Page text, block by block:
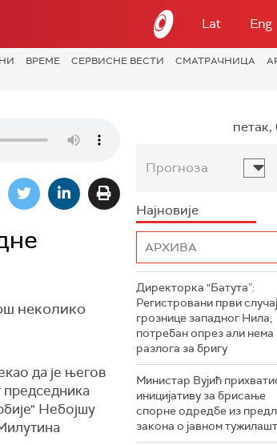
Lat Eng
ВРЕМЕ СЕРВИСНЕ ВЕСТИ СМАТРАЧНИЦА
неколико
да је његов
председника
Небојшу
петак,
Прогноза
Најновије
Директорка "Батута”:
Регистровани први
грознице западног Нила,
потребан опрез али нема
разлога за бригу
Министар Вујић
иницијативу за брисање
спорне одредбе из
закона o јавном